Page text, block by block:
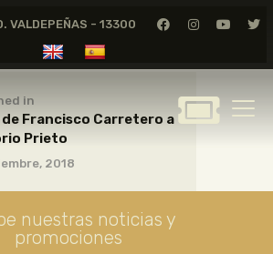
VALDEPEÑAS - 13300
MUSEO
GREGORIO
PRIETO
DE DIBUJO
in
Francisco Carretero a
Prieto
2018
nuestras noticias y
promociones